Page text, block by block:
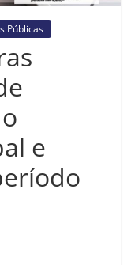
Públicas
e